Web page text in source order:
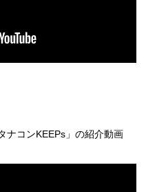
ナコンKEEPs」の紹介動画